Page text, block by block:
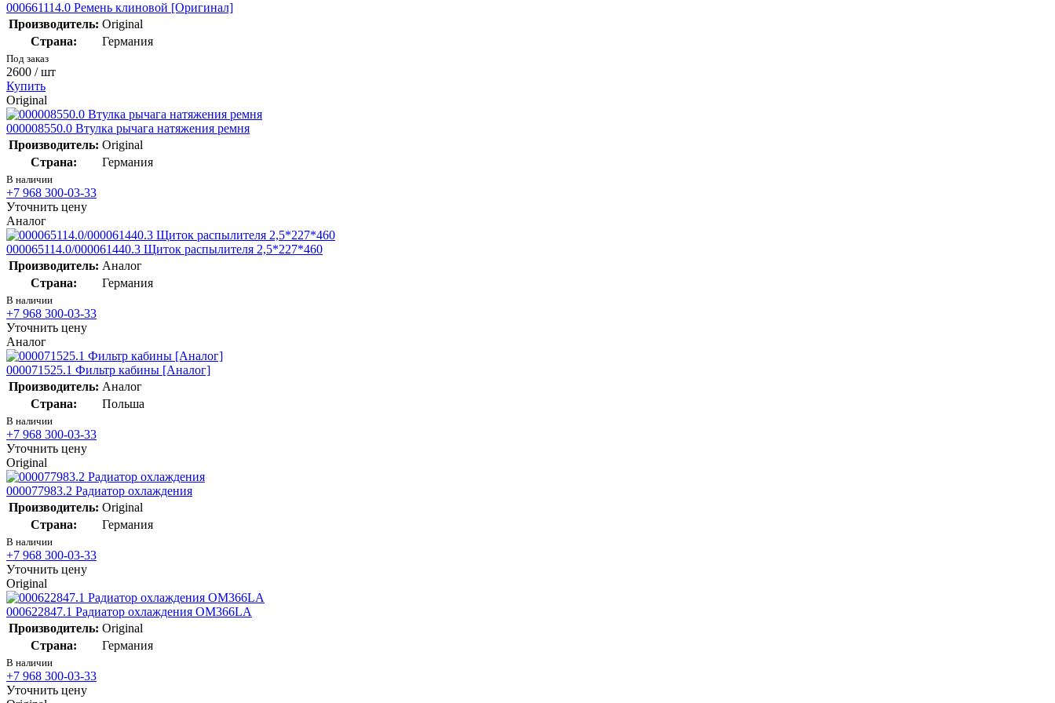
000661114.0 Ремень клиновой [Оригинал]
Производитель: Original
Страна:
Германия
Под заказ
2600 / шт
Купить
Original
000008550.0 Втулка рычага натяжения ремня
Производитель: Original
Страна:
Германия
В наличии
+7 968 300-03-33
Уточнить цену
Аналог
000065114.0/000061440.3 Щиток распылителя 2,5*227*460
Производитель: Аналог
Страна:
Германия
В наличии
+7 968 300-03-33
Уточнить цену
Аналог
000071525.1 Фильтр кабины [Аналог]
Производитель: Аналог
Страна:
Польша
В наличии
+7 968 300-03-33
Уточнить цену
Original
000077983.2 Радиатор охлаждения
Производитель: Original
Страна:
Германия
В наличии
+7 968 300-03-33
Уточнить цену
Original
000622847.1 Радиатор охлаждения OM366LA
Производитель: Original
Страна:
Германия
В наличии
+7 968 300-03-33
Уточнить цену